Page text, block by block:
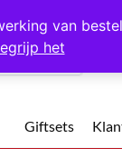
van
het
in Hansweert
Giftsets